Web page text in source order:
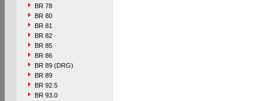
BR 78
BR 80
BR 81
BR 82
BR 85
BR 86
BR 89 (DRG)
BR 89
BR 92.5
BR 93.0